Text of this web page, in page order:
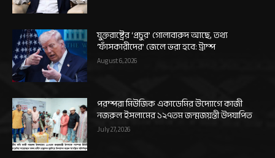
যুক্তরাষ্ট্রের ‘প্রচুর’ গোলাবারুদ আছে, তথ্য
‘ফাঁসকারীদের’ জেলে ভরা হবে: ট্রাম্প
August 6, 2026
পরম্পরা মিউজিক একাডেমির উদ্যোগে কাজী
নজরুল ইসলামের ১২৭তম জন্মজয়ন্তী উদযাপিত
July 27, 2026